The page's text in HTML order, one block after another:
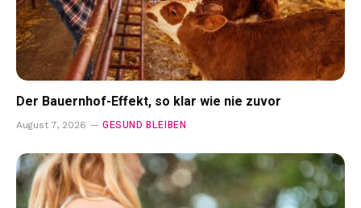
Der Bauernhof-Effekt, so klar wie nie zuvor
August 7, 2026 GESUND BLEIBEN